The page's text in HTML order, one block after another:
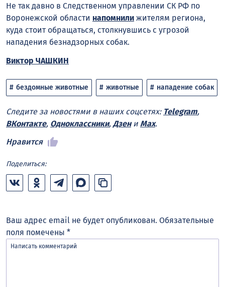
Не так давно в Следственном управлении СК РФ по
Воронежской области напомнили жителям региона,
куда стоит обращаться, столкнувшись с угрозой
нападения безнадзорных собак.
Виктор ЧАШКИН
бездомные животные животные нападение собак
Следите за новостями в наших соцсетях: Telegram,
ВКонтакте, Одноклассники, Дзени Max.
Нравится
Поделиться:
Ваш адрес email не будет опубликован. Обязательные
поля помечены *